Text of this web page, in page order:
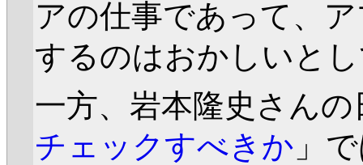
アの仕事であって、
するのはおかしいと
一方、岩本隆史さんの
チェックすべきか 」